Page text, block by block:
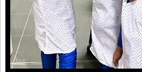
1 / 47